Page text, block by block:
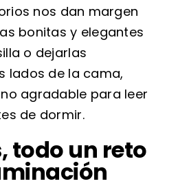
nos dan margen
bonitas y elegantes
o dejarlas
lados de la cama,
agradable para leer
de dormir.
todo un reto